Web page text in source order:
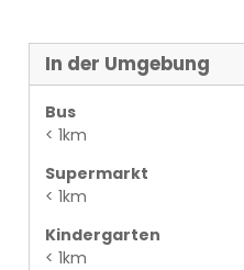
In der Umgebung
Bus
< 1km
Supermarkt
< 1km
Kindergarten
< 1km